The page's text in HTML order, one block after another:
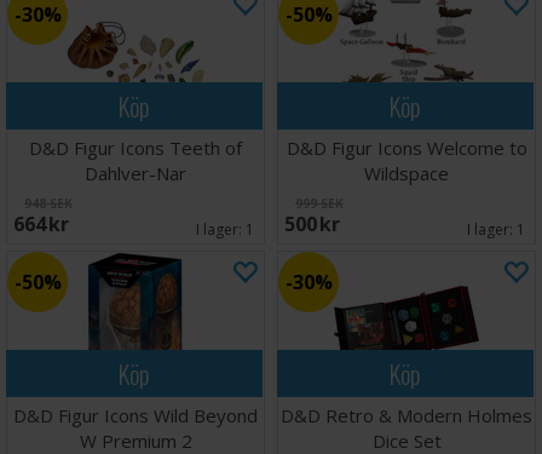
Köp
30%
D&D Figur Icons Teeth of
Dahlver-Nar
948 SEK
664 SEK I lager: 1
Köp
50%
D&D Figur Icons Welcome to
Wildspace
999 SEK
500 SEK I lager: 1
Köp
50%
D&D Figur Icons Wild Beyond
W Premium 2
Köp
30%
D&D Retro & Modern Holmes
Dice Set